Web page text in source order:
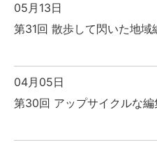
05月13日
第31回 散歩して閃いた地域
04月05日
第30回 アップサイクルな編